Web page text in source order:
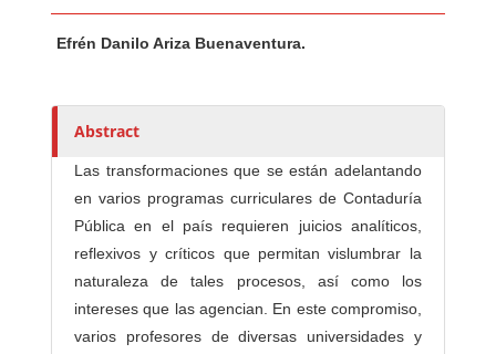
u
h
r
Efrén Danilo Ariza Buenaventura.
Abstract
Las transformaciones que se están adelantando
en varios programas curriculares de Contaduría
Pública en el país requieren juicios analíticos,
reflexivos y críticos que permitan vislumbrar la
naturaleza de tales procesos, así como los
intereses que las agencian. En este compromiso,
varios profesores de diversas universidades y